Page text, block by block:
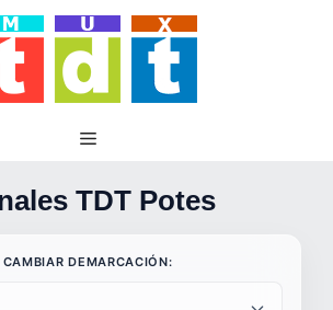
TDT Potes
CAMBIAR DEMARCACIÓN: